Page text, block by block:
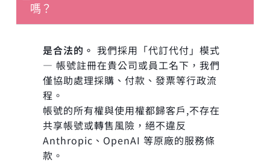
嗎？
是合法的。 我們採用「代訂代付」模式
— 帳號註冊在貴公司或員工名下，我們
僅協助處理採購、付款、發票等行政流
程。
帳號的所有權與使用權都歸客戶,不存在
共享帳號或轉售風險，絕不違反
Anthropic、OpenAI 等原廠的服務條
款。